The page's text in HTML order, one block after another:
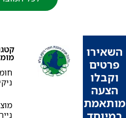
קטגוריות
מומלצות
חומרי
מוצרי